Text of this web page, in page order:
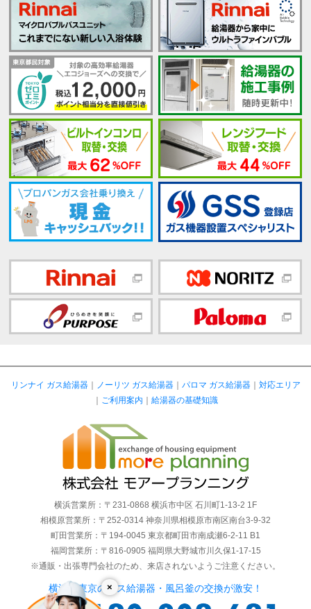
×
リンナイ ガス給湯器｜ ノーリツ ガス給湯器｜ パロマ ガス給湯器｜ 対応エリア
｜ ご利用案内 ｜ 給湯器の基礎知識
横浜営業所：〒231-0868 横浜市中区 石川町1-13-2 1F
相模原営業所：〒252-0314 神奈川県相模原市南区南台3-9-32
町田営業所：〒194-0045 東京都町田市南成瀬6-2-11 B1
福岡営業所：〒816-0905 福岡県大野城市川久保1-17-15
※通販・出張専門会社のため、来店されないようご注意ください。
横浜・東京のガス給湯器・風呂釜の交換が激安！